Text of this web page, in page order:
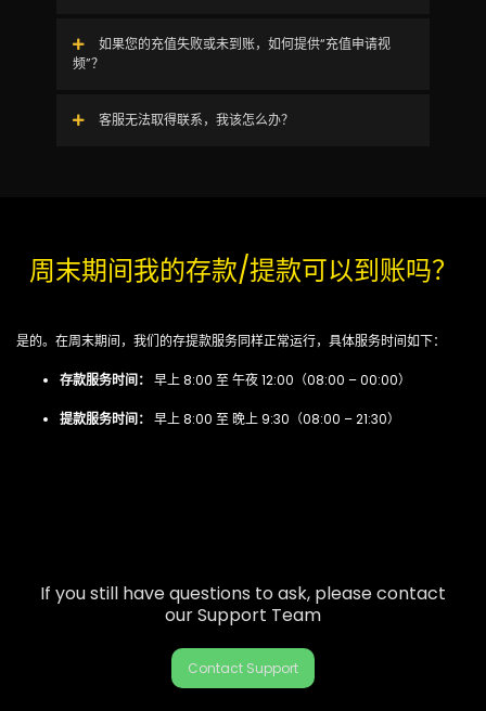
如果您的充值失败或未到账，如何提供“充值申请视
频”？
客服无法取得联系，我该怎么办？
周末期间我的存款/提款可以到账吗？
是的。在周末期间，我们的存提款服务同样正常运行，具体服务时间如下：
存款服务时间： 早上 8:00 至 午夜 12:00（08:00 – 00:00）
提款服务时间： 早上 8:00 至 晚上 9:30（08:00 – 21:30）
If you still have questions to ask, please contact
our Support Team
Contact Support